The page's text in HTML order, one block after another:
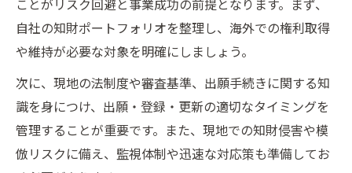
ことがリスク回避と事業成功の前提となります。まず、
自社の知財ポートフォリオを整理し、海外での権利取得
や維持が必要な対象を明確にしましょう。
次に、現地の法制度や審査基準、出願手続きに関する知
識を身につけ、出願・登録・更新の適切なタイミングを
管理することが重要です。また、現地での知財侵害や模
倣リスクに備え、監視体制や迅速な対応策も準備してお